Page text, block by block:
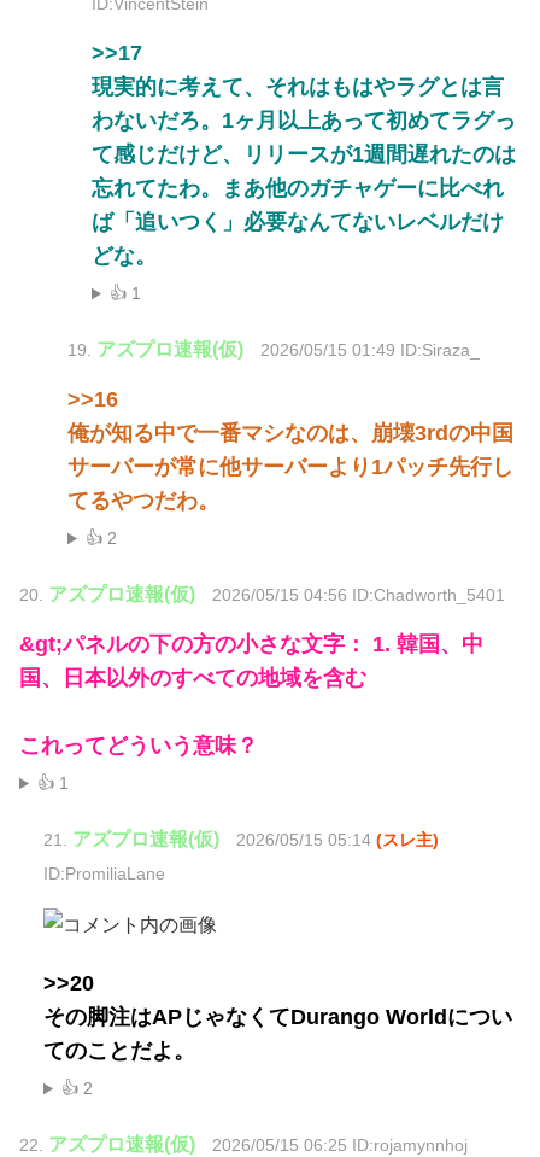
ID:VincentStein
>>17
現実的に考えて、それはもはやラグとは言
わないだろ。1ヶ月以上あって初めてラグっ
て感じだけど、リリースが1週間遅れたのは
忘れてたわ。まあ他のガチャゲーに比べれ
ば「追いつく」必要なんてないレベルだけ
どな。
👍 1
19. アズプロ速報(仮) 2026/05/15 01:49 ID:Siraza_
>>16
俺が知る中で一番マシなのは、崩壊3rdの中国
サーバーが常に他サーバーより1パッチ先行し
てるやつだわ。
👍 2
20. アズプロ速報(仮) 2026/05/15 04:56 ID:Chadworth_5401
&gt;パネルの下の方の小さな文字： 1. 韓国、中
国、日本以外のすべての地域を含む
これってどういう意味？
👍 1
21. アズプロ速報(仮) 2026/05/15 05:14 (スレ主)
ID:PromiliaLane
>>20
その脚注はAPじゃなくてDurango Worldについ
てのことだよ。
👍 2
22. アズプロ速報(仮) 2026/05/15 06:25 ID:rojamynnhoj